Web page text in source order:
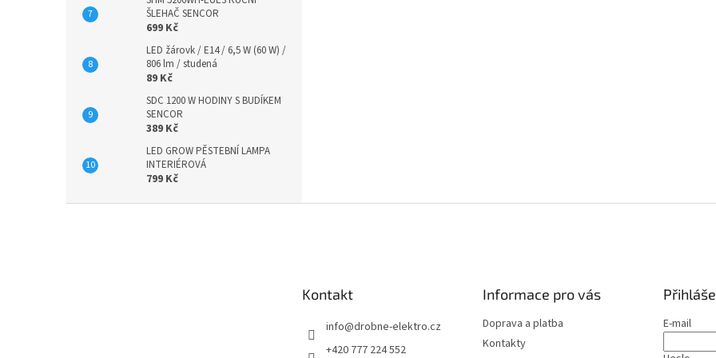
ŠLEHAČ SENCOR
699 Kč
LED žárovk / E14 / 6,5 W (60 W) /
806 lm / studená
89 Kč
SDC 1200 W HODINY S BUDÍKEM
SENCOR
389 Kč
LED GROW PĚSTEBNÍ LAMPA
INTERIÉROVÁ
799 Kč
Kontakt
info@drobne-elektro.cz
+420 777 224 552
Informace pro vás
Doprava a platba
Kontakty
E-mail